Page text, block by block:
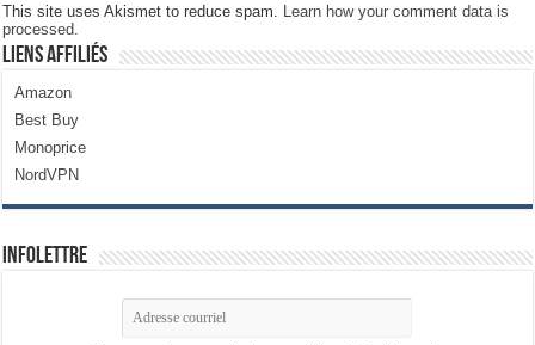
This site uses Akismet to reduce spam. Learn how your comment data is
processed.
Liens Affiliés
Amazon
Best Buy
Monoprice
NordVPN
Infolettre